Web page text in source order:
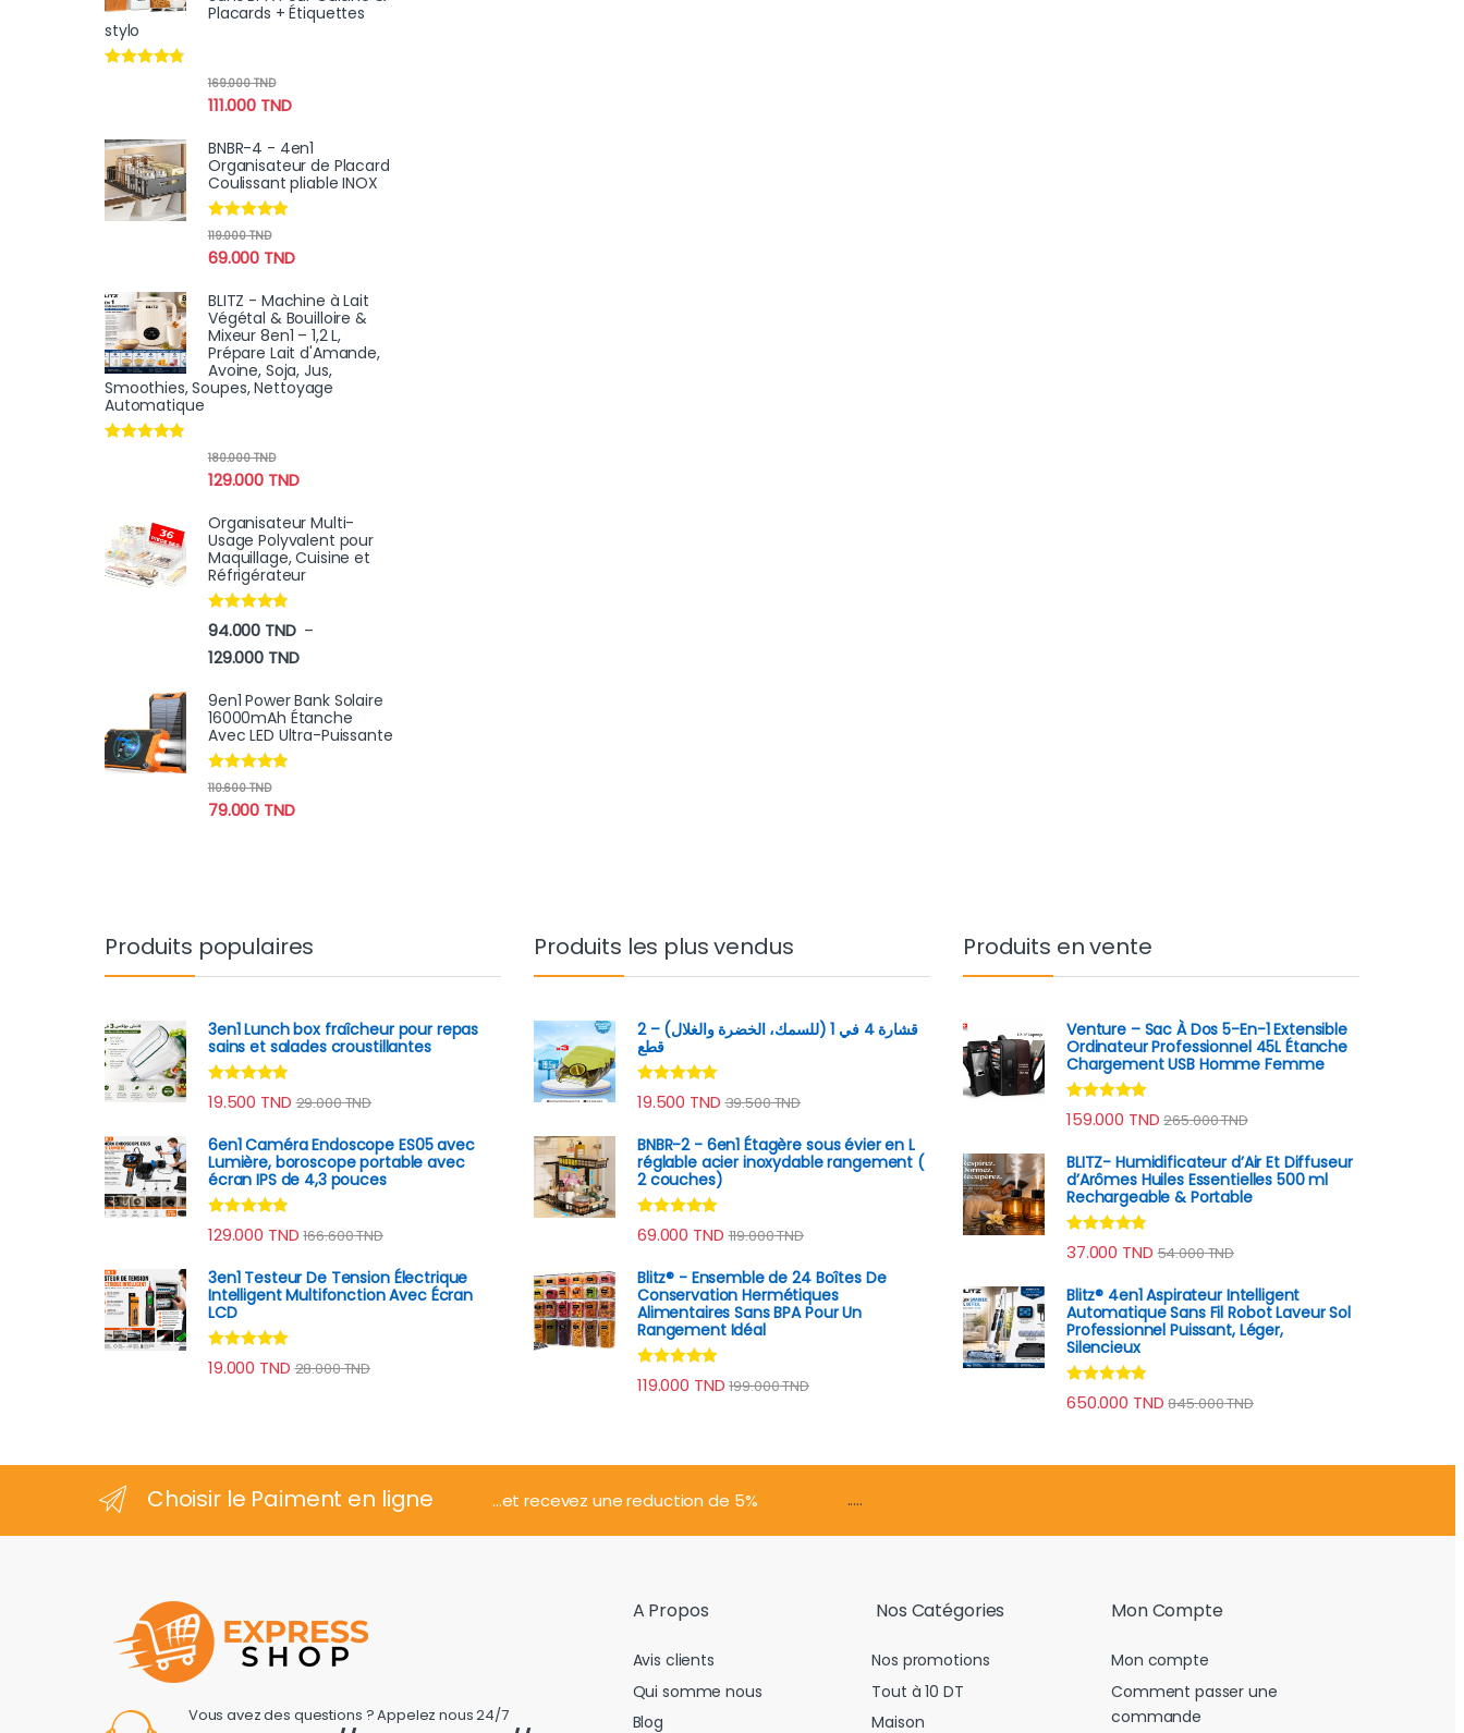
Placards + Étiquettes
stylo
111.000 TND
169.000TND
BNBR-4 - 4en1
Organisateur de Placard
Coulissant pliable INOX
Note4.75
69.000 TND
119.000TND
BLITZ - Machine à Lait
Végétal & Bouilloire &
Mixeur 8en1 – 1,2 L,
Prépare Lait d'Amande,
Avoine, Soja, Jus,
Smoothies, Soupes, Nettoyage
Automatique
129.000 TND
180.000TND
Organisateur Multi-
Usage Polyvalent pour
Maquillage, Cuisine et
Réfrigérateur
Note4.70
sur 5
94.000 TND –
129.000 TNDPlage de prix : 94.000 TND à 129.000 TND
9en1 Power Bank Solaire
16000mAh Étanche
Avec LED Ultra-Puissante
Note4.70
79.000 TND
110.600TND
Produits populaires
3en1 Lunch box fraîcheur pour repas
sains et salades croustillantes
Note4.70
sur 5
19.500 TND 29.000TND
6en1 Caméra Endoscope ES05 avec
Lumière, boroscope portable avec
écran IPS de 4,3 pouces
Note4.67
sur 5
129.000 TND 166.600TND
3en1 Testeur De Tension Électrique
Intelligent Multifonction Avec Écran
LCD
Note4.78
sur 5
19.000 TND 28.000TND
Produits les plus vendus
قشارة 4 في 1 (للسمك، الخضرة والغلال) – 2
قطع
Note4.89
sur 5
19.500 TND 39.500TND
BNBR-2 - 6en1 Étagère sous évier en L
réglable acier inoxydable rangement (
2 couches)
Note4.79
sur 5
69.000 TND 119.000TND
Blitz® - Ensemble de 24 Boîtes De
Conservation Hermétiques
Alimentaires Sans BPA Pour Un
Rangement Idéal
Note4.74
sur 5
119.000 TND 199.000TND
Produits en vente
Venture – Sac À Dos 5-En-1 Extensible
Ordinateur Professionnel 45L Étanche
Chargement USB Homme Femme
Note4.80
sur 5
159.000 TND 265.000TND
BLITZ- Humidificateur d’Air Et Diffuseur
d’Arômes Huiles Essentielles 500 ml
Rechargeable & Portable
Note4.67
sur 5
37.000 TND 54.000TND
Blitz® 4en1 Aspirateur Intelligent
Automatique Sans Fil Robot Laveur Sol
Professionnel Puissant, Léger,
Silencieux
Note 4.70
sur 5
650.000 TND 845.000TND
Choisir le Paiment en ligne ...et recevez une reduction de 5% .....
Vous avez des questions ? Appelez nous 24/7
A Propos
Avis clients
Qui somme nous
Blog
Nos Catégories
Nos promotions
Tout à 10 DT
Maison
Mon Compte
Mon compte
Comment passer une
commande